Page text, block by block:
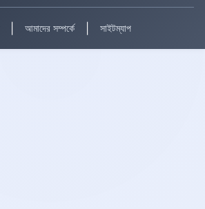
আমাদের সম্পর্কে সাইটম্যাপ